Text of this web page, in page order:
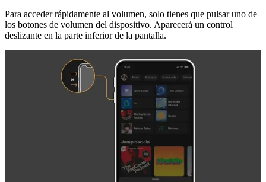
Para acceder rápidamente al volumen, solo tienes que pulsar uno de
los botones de volumen del dispositivo. Aparecerá un control
deslizante en la parte inferior de la pantalla.